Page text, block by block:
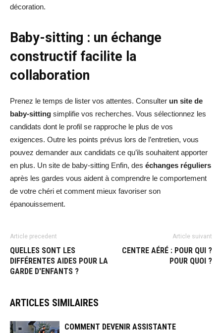
décoration.
Baby-sitting : un échange
constructif facilite la
collaboration
Prenez le temps de lister vos attentes. Consulter un site de
baby-sitting simplifie vos recherches. Vous sélectionnez les
candidats dont le profil se rapproche le plus de vos
exigences. Outre les points prévus lors de l’entretien, vous
pouvez demander aux candidats ce qu’ils souhaitent apporter
en plus. Un site de baby-sitting Enfin, des échanges réguliers
après les gardes vous aident à comprendre le comportement
de votre chéri et comment mieux favoriser son
épanouissement.
Article precedent
QUELLES SONT LES
DIFFÉRENTES AIDES POUR LA
GARDE D'ENFANTS ?
Article suivant
CENTRE AÉRÉ : POUR QUI ?
POUR QUOI ?
ARTICLES SIMILAIRES
COMMENT DEVENIR ASSISTANTE